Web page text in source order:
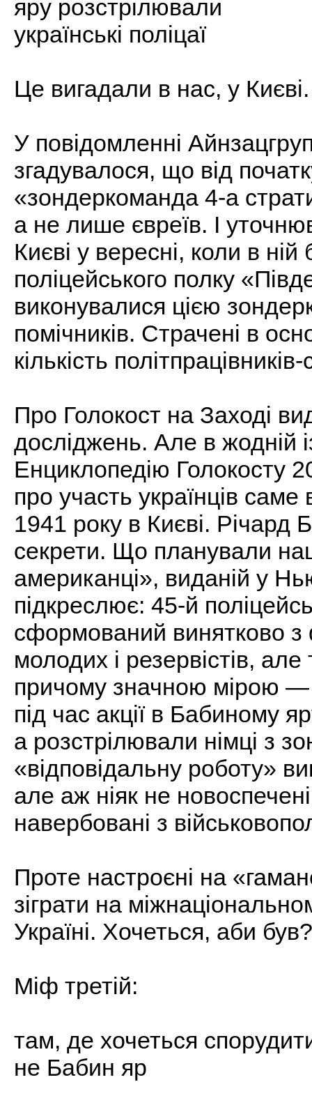
яру розстрілювали
українські поліцаї
Це вигадали в нас, у
У повідомленні
згадувалося, що від
«зондеркоманда 4-а
а не лише євреїв. І
Києві у вересні, коли в
поліцейського полку
виконувалися цією
помічників. Страчені в
кількість
Про Голокост на Заході
досліджень. Але в жодній
Енциклопедію Голокосту
про участь українців
1941 року в Києві. Річард
секрети. Що планували
американці», виданій у
підкреслює: 45-й
сформований винятково
молодих і резервістів, але
причому значною мірою —
під час акції в Бабиному
а розстрілювали німці з
«відповідальну роботу»
але аж ніяк не
навербовані з
Проте настроєні на
зіграти на
Україні. Хочеться, аби
Міф третій:
там, де хочеться
не Бабин яр